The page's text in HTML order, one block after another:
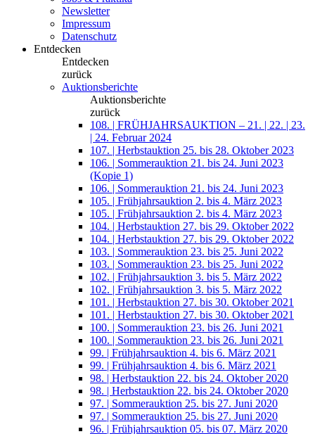
Newsletter
Impressum
Datenschutz
Entdecken
Entdecken
zurück
Auktionsberichte
Auktionsberichte
zurück
108. | FRÜHJAHRSAUKTION – 21. | 22. | 23.
| 24. Februar 2024
107. | Herbstauktion 25. bis 28. Oktober 2023
106. | Sommerauktion 21. bis 24. Juni 2023
(Kopie 1)
106. | Sommerauktion 21. bis 24. Juni 2023
105. | Frühjahrsauktion 2. bis 4. März 2023
105. | Frühjahrsauktion 2. bis 4. März 2023
104. | Herbstauktion 27. bis 29. Oktober 2022
104. | Herbstauktion 27. bis 29. Oktober 2022
103. | Sommerauktion 23. bis 25. Juni 2022
103. | Sommerauktion 23. bis 25. Juni 2022
102. | Frühjahrsauktion 3. bis 5. März 2022
102. | Frühjahrsauktion 3. bis 5. März 2022
101. | Herbstauktion 27. bis 30. Oktober 2021
101. | Herbstauktion 27. bis 30. Oktober 2021
100. | Sommerauktion 23. bis 26. Juni 2021
100. | Sommerauktion 23. bis 26. Juni 2021
99. | Frühjahrsauktion 4. bis 6. März 2021
99. | Frühjahrsauktion 4. bis 6. März 2021
98. | Herbstauktion 22. bis 24. Oktober 2020
98. | Herbstauktion 22. bis 24. Oktober 2020
97. | Sommerauktion 25. bis 27. Juni 2020
97. | Sommerauktion 25. bis 27. Juni 2020
96. | Frühjahrsauktion 05. bis 07. März 2020